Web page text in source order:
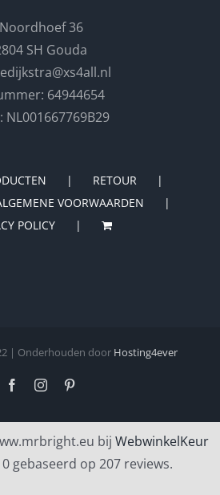
Noordhoef 36
SH Gouda
64944654
NL001667769B29
RETOUR
VOORWAARDEN
POLICY
| Onderhouden door Hosting4ever
FacebookInstagram
bij WebwinkelKeur
gebaseerd op 207 reviews.